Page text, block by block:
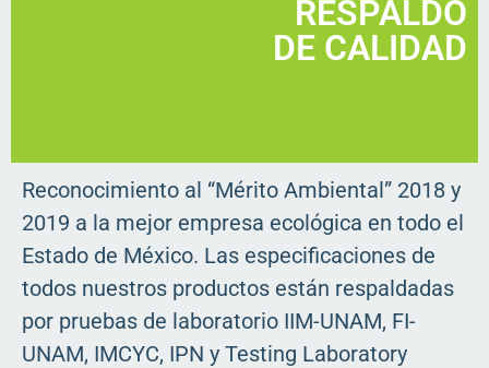
RESPALDO
DE CALIDAD
Reconocimiento al “Mérito Ambiental” 2018 y
2019 a la mejor empresa ecológica en todo el
Estado de México. Las especificaciones de
todos nuestros productos están respaldadas
por pruebas de laboratorio IIM-UNAM, FI-
UNAM, IMCYC, IPN y Testing Laboratory